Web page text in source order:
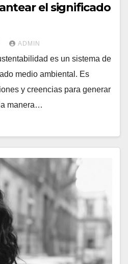
el significado
ADMIN
es un sistema de
medio ambiental. Es
y creencias para generar
manera…